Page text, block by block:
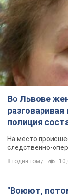
Во Львове
полиция
протокол.
На место
следственно-
8 годин тому
"Воюют,